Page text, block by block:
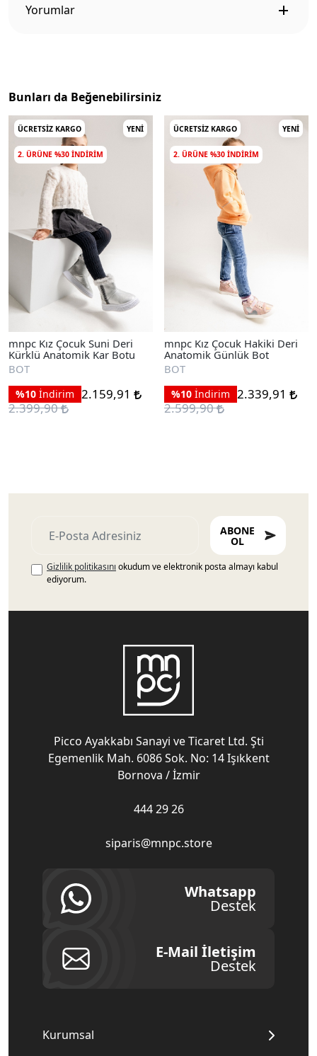
Yorumlar
Bunları da Beğenebilirsiniz
ÜCRETSIZ KARGO YENI
2. ÜRÜNE %30 INDIRIM
mnpc Kız Çocuk Suni Deri
Kürklü Anatomik Kar Botu
BOT
%10 İndirim 2.159,91
2.399,90
ÜCRETSIZ KARGO YENI
2. ÜRÜNE %30 INDIRIM
mnpc Kız Çocuk Hakiki Deri
Anatomik Günlük Bot
BOT
%10 İndirim 2.339,91
2.599,90
ABONE
OL
Gizlilik politikasını okudum ve elektronik posta almayı kabul
ediyorum.
Picco Ayakkabı Sanayi ve Ticaret Ltd. Şti
Egemenlik Mah. 6086 Sok. No: 14 Işıkkent
Bornova / İzmir
444 29 26
siparis@mnpc.store
Whatsapp
Destek
E-Mail İletişim
Destek
Kurumsal